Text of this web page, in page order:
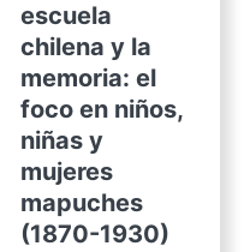
escuela
chilena y la
memoria: el
foco en niños,
niñas y
mujeres
mapuches
(1870-1930)